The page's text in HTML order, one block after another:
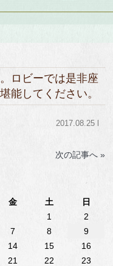
ロビーでは是非座
能してください。
2017.08.25 l
次の記事へ »
金 土
日
1
2
7 8
9
14 15
16
21 22
23